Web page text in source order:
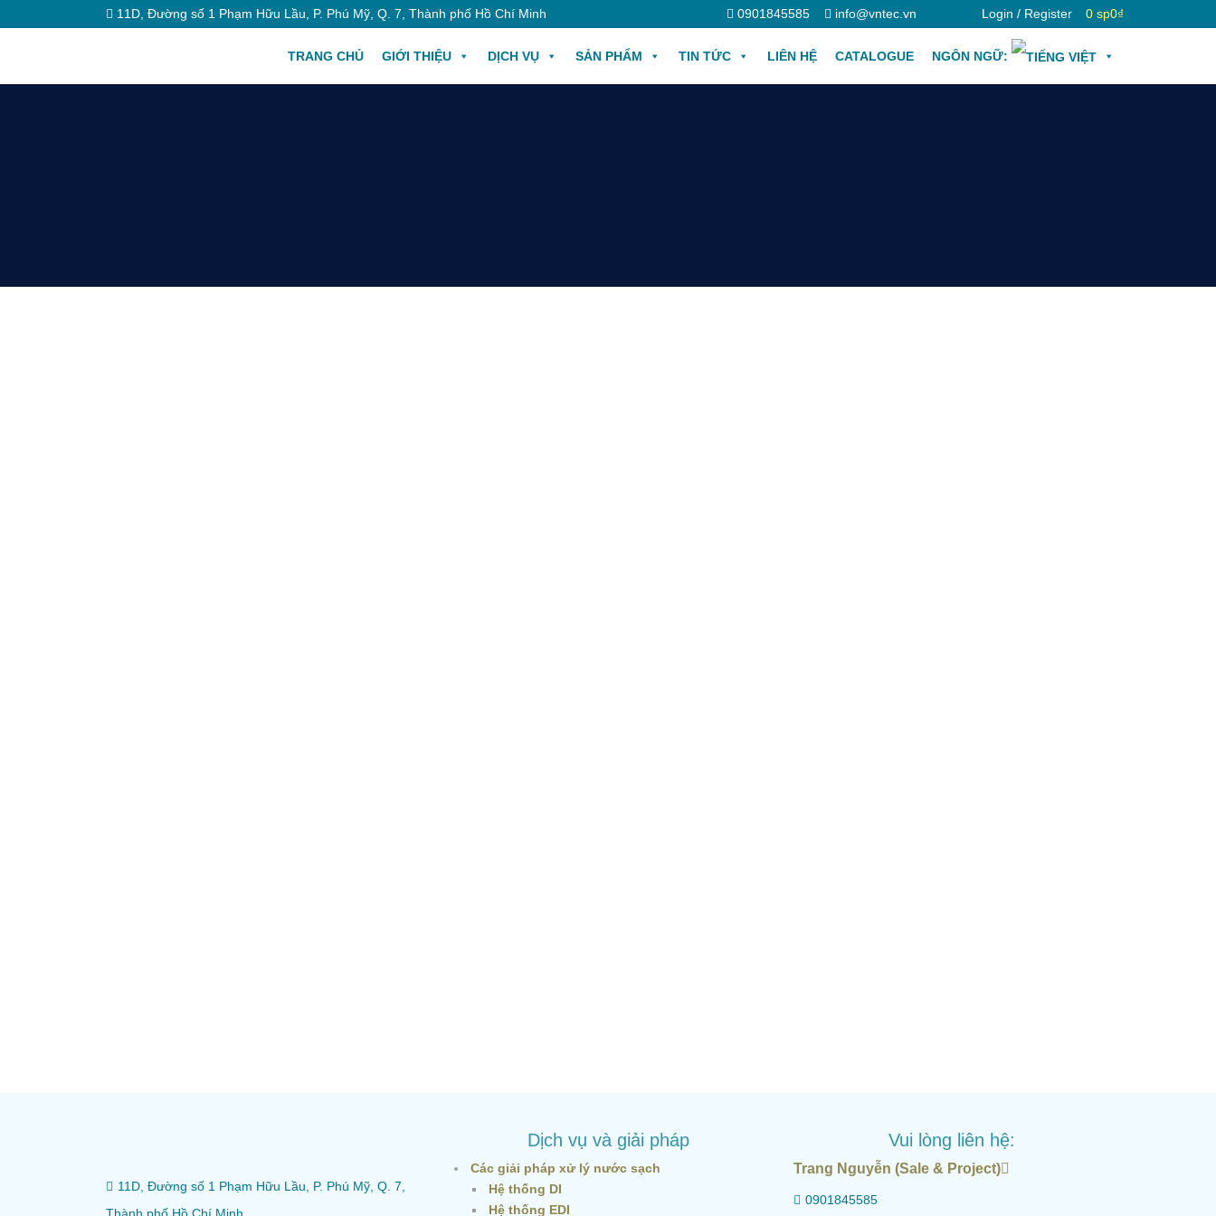
11D, Đường số 1 Phạm Hữu Lầu, P. Phú Mỹ, Q. 7, Thành phố Hồ Chí Minh 0901845585 info@vntec.vn Login / Register 0 sp0₫
TRANG CHỦ GIỚI THIỆU DỊCH VỤ SẢN PHẨM TIN TỨC LIÊN HỆ CATALOGUE NGÔN NGỮ:
11D, Đường số 1 Phạm Hữu Lầu, P. Phú Mỹ, Q. 7,
Dịch vụ và giải pháp
Các giải pháp xử lý nước sạch
Hệ thống DI
Hệ thống EDI
Vui lòng liên hệ:
Trang Nguyễn (Sale & Project)
0901845585